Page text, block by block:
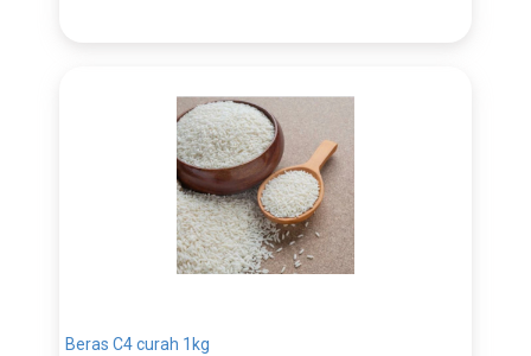
Beras C4 curah 1kg